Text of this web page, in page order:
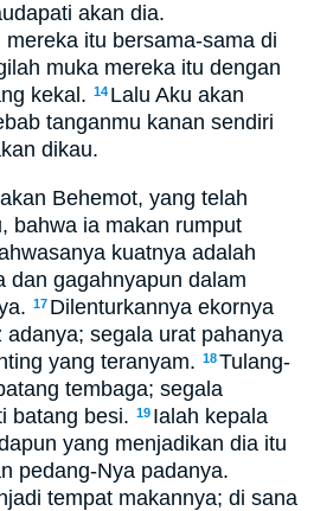
akan dia.
itu bersama-sama di
muka mereka itu dengan
kekal. 14 Lalu Aku akan
tanganmu kanan sendiri
dikau.
Behemot, yang telah
bahwa ia makan rumput
kuatnya adalah
dan gagahnyapun dalam
17 Dilenturkannya ekornya
adanya; segala urat pahanya
yang teranyam. 18Tulang-
tembaga; segala
batang besi. 19 Ialah kepala
yang menjadikan dia itu
pedang-Nya padanya.
tempat makannya; di sana